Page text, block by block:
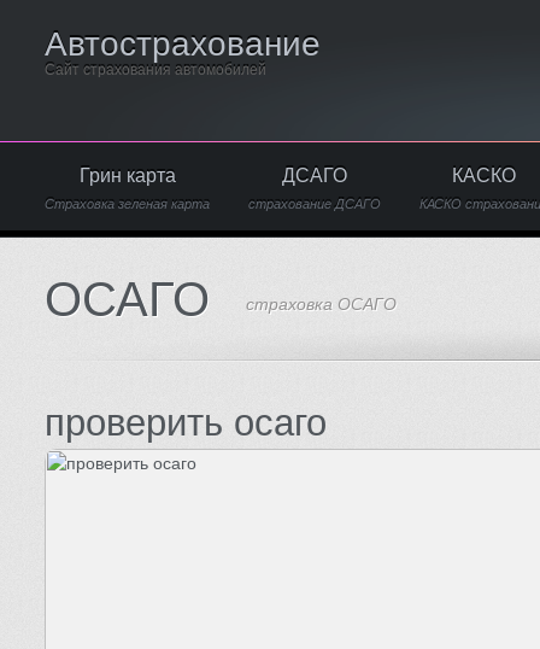
Автострахование
Сайт страхования автомобилей
Грин карта
Страховка зеленая карта
ДСАГО
страхование ДСАГО
КАСКО
КАСКО
ОСАГО страховка ОСАГО
проверить осаго